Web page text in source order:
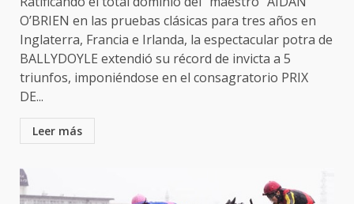
O’BRIEN en las pruebas clásicas para tres años en
Inglaterra, Francia e Irlanda, la espectacular potra de
BALLYDOYLE extendió su récord de invicta a 5
triunfos, imponiéndose en el consagratorio PRIX
DE...
Leer más